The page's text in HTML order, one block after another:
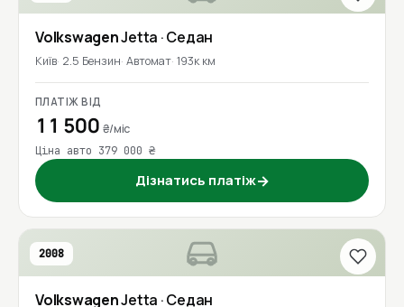
VolkswagenJetta · Седан
Київ 2.5 Бензин Автомат 193к км
ПЛАТІЖ ВІД
11 500 ₴/міс
Ціна авто 379 000 ₴
Дізнатись платіж→
2008
VolkswagenJetta · Седан